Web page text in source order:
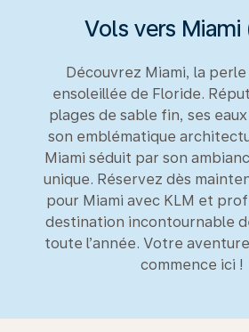
Vols vers Miami
Découvrez Miami, la
ensoleillée de Floride.
plages de sable fin, ses
son emblématique
Miami séduit par son
unique. Réservez dès
pour Miami avec KLM et
destination incontournable
toute l’année. Votre
commence ici !